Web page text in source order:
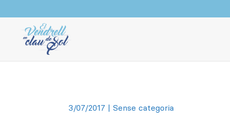
3/07/2017 | Sense categoria